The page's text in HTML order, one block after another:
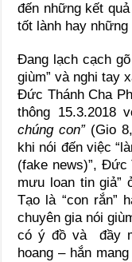
đến những kết
tốt lành hay
Đang lạch cạch
giùm” và nghi tay
Đức Thánh Cha
thông 15.3.2018
chúng con”(Gio
khi nói đến việc
(fake news)”, Đức
mưu loan tin giả”
Tạo là “con rắn”
chuyên gia nói
có ý đồ và đầy
hoang – hắn